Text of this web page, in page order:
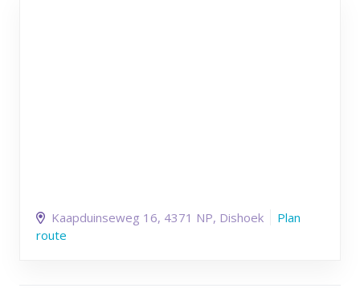
Kaapduinseweg 16, 4371 NP, Dishoek
Plan
route